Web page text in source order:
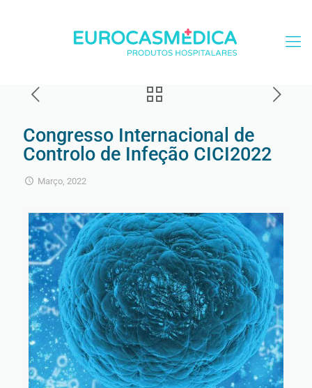
Congresso Internacional de
Controlo de Infeção CICI2022
Março, 2022